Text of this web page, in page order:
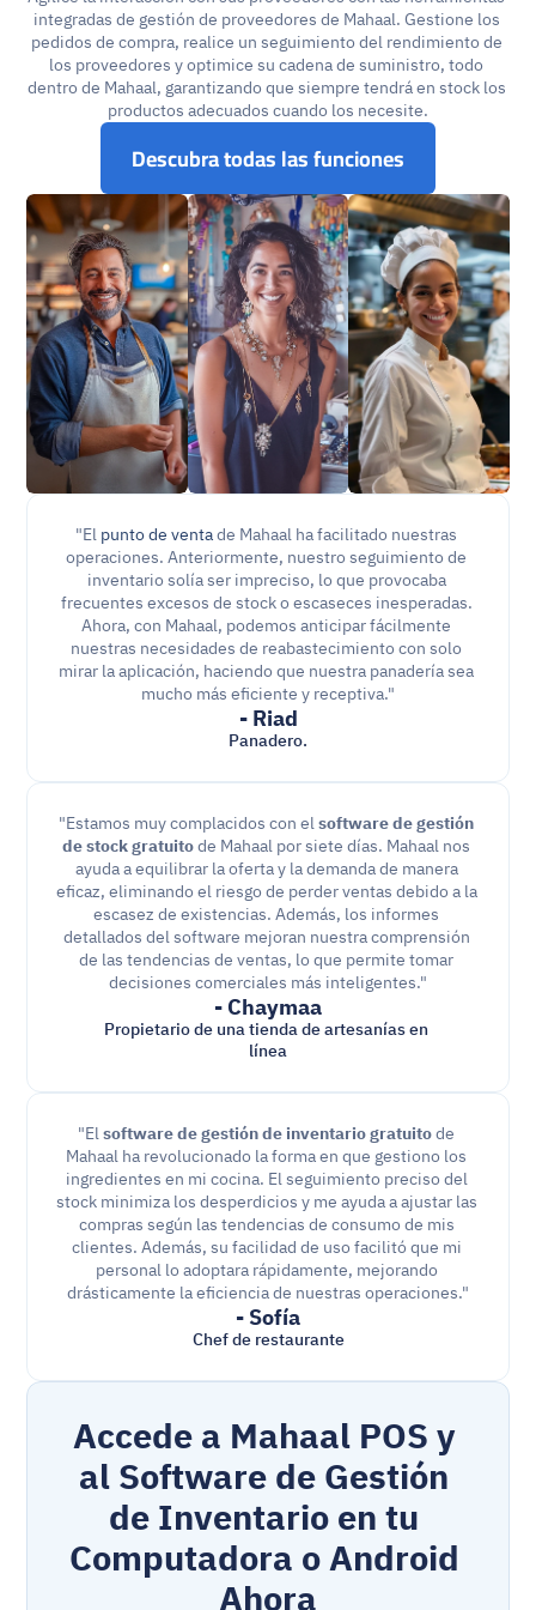
integradas de gestión de proveedores de Mahaal. Gestione los
pedidos de compra, realice un seguimiento del rendimiento de
los proveedores y optimice su cadena de suministro, todo
dentro de Mahaal, garantizando que siempre tendrá en stock los
productos adecuados cuando los necesite.
Descubra todas las funciones
"El punto de venta de Mahaal ha facilitado nuestras
operaciones. Anteriormente, nuestro seguimiento de
inventario solía ser impreciso, lo que provocaba
frecuentes excesos de stock o escaseces inesperadas.
Ahora, con Mahaal, podemos anticipar fácilmente
nuestras necesidades de reabastecimiento con solo
mirar la aplicación, haciendo que nuestra panadería sea
mucho más eficiente y receptiva."
- Riad
Panadero.
"Estamos muy complacidos con el software de gestión
de stock gratuito de Mahaal por siete días. Mahaal nos
ayuda a equilibrar la oferta y la demanda de manera
eficaz, eliminando el riesgo de perder ventas debido a la
escasez de existencias. Además, los informes
detallados del software mejoran nuestra comprensión
de las tendencias de ventas, lo que permite tomar
decisiones comerciales más inteligentes."
- Chaymaa
Propietario de una tienda de artesanías en
línea
"El software de gestión de inventario gratuito de
Mahaal ha revolucionado la forma en que gestiono los
ingredientes en mi cocina. El seguimiento preciso del
stock minimiza los desperdicios y me ayuda a ajustar las
compras según las tendencias de consumo de mis
clientes. Además, su facilidad de uso facilitó que mi
personal lo adoptara rápidamente, mejorando
drásticamente la eficiencia de nuestras operaciones."
- Sofía
Chef de restaurante
Accede a Mahaal POS y
al Software de Gestión
de Inventario en tu
Computadora o Android